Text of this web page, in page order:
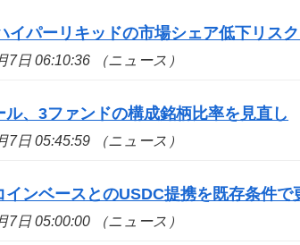
イパーリキッドの市場シェア低下リス
7日 06:10:36 （ニュース）
ル、3ファンドの構成銘柄比率を見直し
7日 05:45:59 （ニュース）
インベースとのUSDC提携を既存条件
7日 05:00:00 （ニュース）